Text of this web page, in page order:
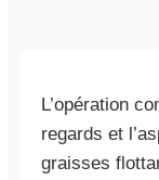
L’opération
regards et
graisses